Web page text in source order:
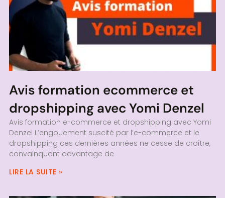
Avis formation ecommerce et
dropshipping avec Yomi Denzel
Avis formation e-commerce et dropshipping avec Yomi
Denzel L’engouement suscité par l’e-commerce et le
dropshipping ces dernières années ne cesse de croître,
convainquant davantage de
LIRE LA SUITE »